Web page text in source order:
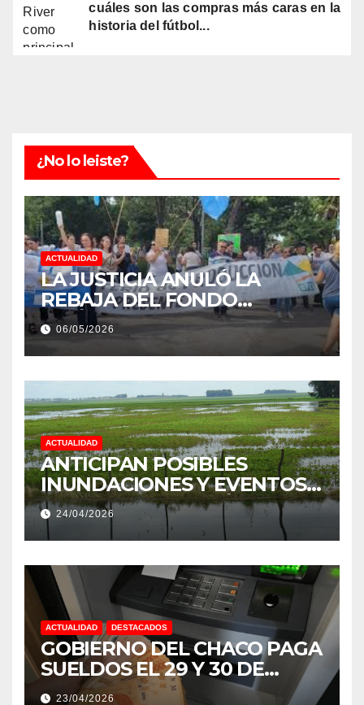
cuáles son las compras más caras en la
historia del fútbol...
¿No lo leiste?
ACTUALIDAD
LA JUSTICIA ANULÓ LA
REBAJA DEL FONDO
ESTÍMULO A EMPLEADOS DE
PRODUCCIÓN DE LA
PROVINCIA DEL CHACO
06/05/2026
ACTUALIDAD
ANTICIPAN POSIBLES
INUNDACIONES Y EVENTOS
EXTREMOS: “PODRÍA SER UN
NIÑO MUY IMPORTANTE”
24/04/2026
ACTUALIDAD DESTACADOS
GOBIERNO DEL CHACO PAGA
SUELDOS EL 29 Y 30 DE
ABRIL, CON EL 2% DE
23/04/2026